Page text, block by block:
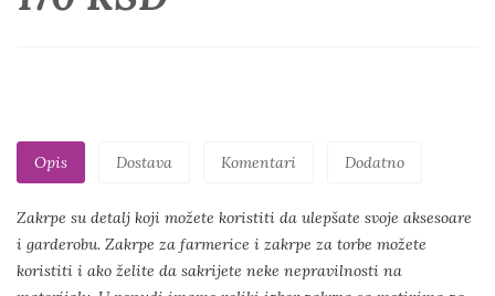
Opis Dostava Komentari Dodatno
Zakrpe su detalj koji možete koristiti da ulepšate svoje aksesoare
i garderobu. Zakrpe za farmerice i zakrpe za torbe možete
koristiti i ako želite da sakrijete neke nepravilnosti na